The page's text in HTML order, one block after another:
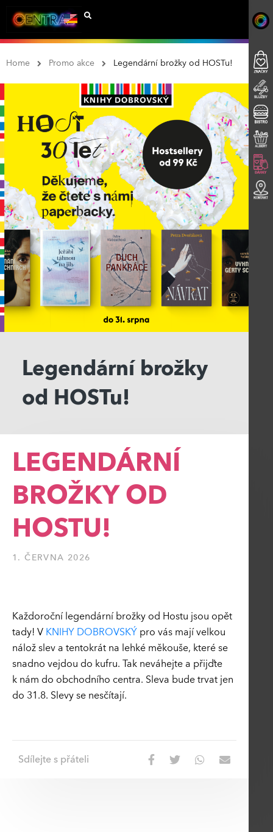
Home Promo akce Legendární brožky od HOSTu!
Legendární brožky
od HOSTu!
LEGENDÁRNÍ
BROŽKY OD
HOSTU!
1. ČERVNA 2026
Každoroční legendární brožky od Hostu jsou opět
tady! V KNIHY DOBROVSKÝ pro vás mají velkou
nálož slev a tentokrát na lehké měkouše, které se
snadno vejdou do kufru. Tak neváhejte a přijďte
k nám do obchodního centra. Sleva bude trvat jen
do 31.8. Slevy se nesčítají.
Sdílejte s přáteli